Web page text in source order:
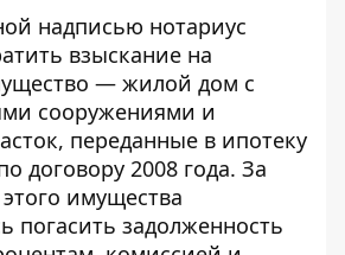
надписью нотариус
взыскание на
— жилой дом с
сооружениями и
переданные в ипотеку
договору 2008 года. За
имущества
погасить задолженность